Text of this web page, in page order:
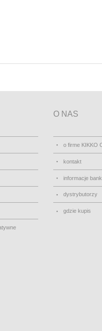
O NAS
o firme KIKKO
kontakt
informacje
dystrybutorzy
gdzie kupis